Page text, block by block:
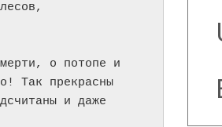
о потопе и
Так прекрасны
и даже